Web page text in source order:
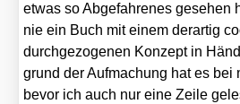
etwas so Abge­fah­re­nes gese­hen
nie ein Buch mit einem der­ar­tig
durch­ge­zo­ge­nen Kon­zept in
grund der Auf­ma­chung hat es bei
bevor ich auch nur eine Zei­le